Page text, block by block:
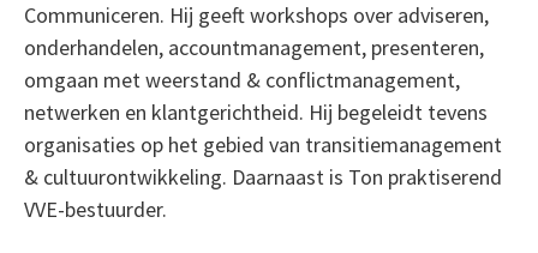
Communiceren. Hij geeft workshops over adviseren,
onderhandelen, accountmanagement, presenteren,
omgaan met weerstand & conflictmanagement,
netwerken en klantgerichtheid. Hij begeleidt tevens
organisaties op het gebied van transitiemanagement
& cultuurontwikkeling. Daarnaast is Ton praktiserend
VVE-bestuurder.